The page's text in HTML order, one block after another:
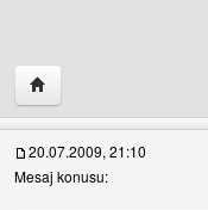
Yazarın web sitesini
20.07.2009, 21:10
Mesaj konusu: